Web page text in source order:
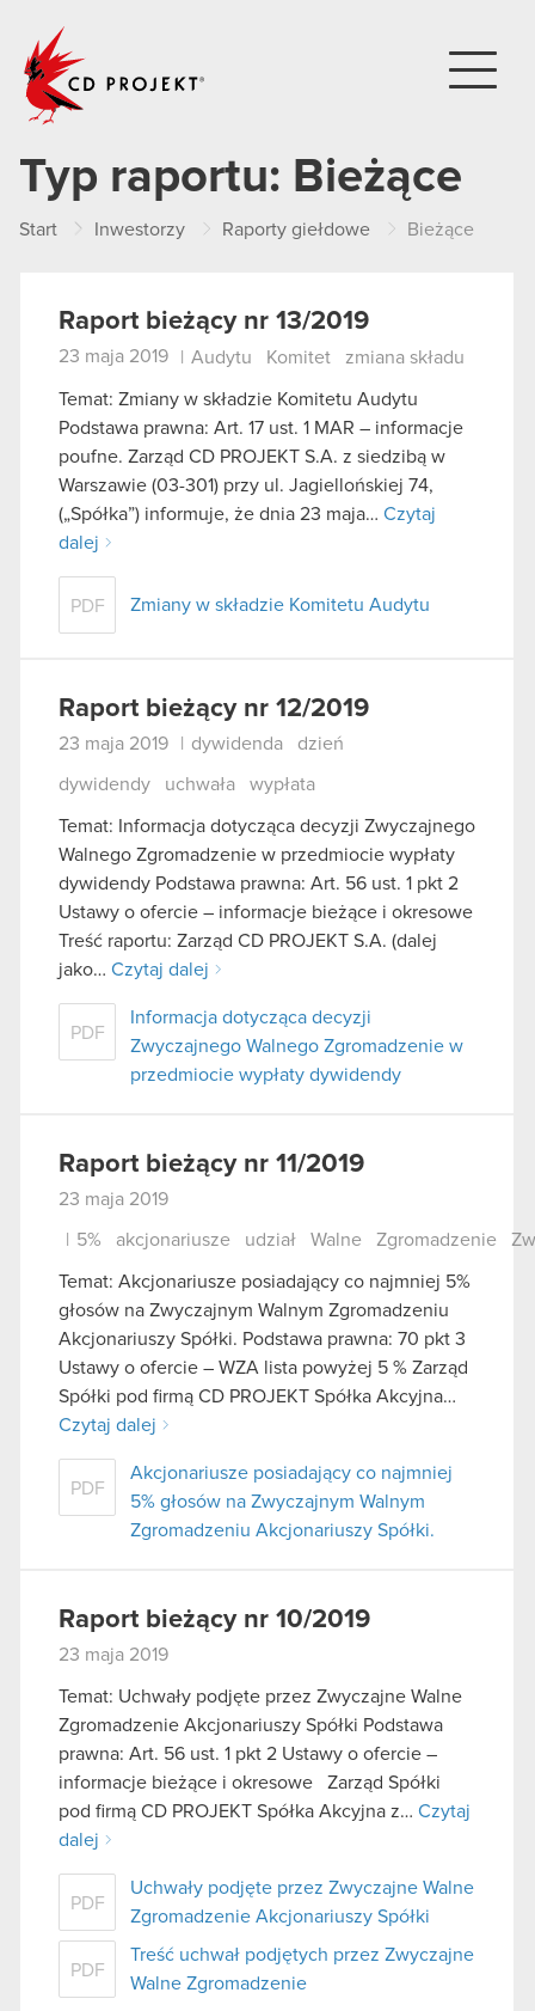
Typ raportu: Bieżące
Start Inwestorzy Raporty giełdowe Bieżące
Raport bieżący nr 13/2019
23 maja 2019 Audytu Komitet zmiana składu
Temat: Zmiany w składzie Komitetu Audytu
Podstawa prawna: Art. 17 ust. 1 MAR – informacje
poufne. Zarząd CD PROJEKT S.A. z siedzibą w
Warszawie (03-301) przy ul. Jagiellońskiej 74,
(„Spółka”) informuje, że dnia 23 maja… Czytaj
dalej
PDF Zmiany w składzie Komitetu Audytu
Raport bieżący nr 12/2019
23 maja 2019 dywidenda dzień
dywidendy uchwała wypłata
Temat: Informacja dotycząca decyzji Zwyczajnego
Walnego Zgromadzenie w przedmiocie wypłaty
dywidendy Podstawa prawna: Art. 56 ust. 1 pkt 2
Ustawy o ofercie – informacje bieżące i okresowe
Treść raportu: Zarząd CD PROJEKT S.A. (dalej
jako… Czytaj dalej
PDF
Informacja dotycząca decyzji
Zwyczajnego Walnego Zgromadzenie w
przedmiocie wypłaty dywidendy
Raport bieżący nr 11/2019
23 maja 2019
| 5% akcjonariusze udział Walne Zgromadzenie
Temat: Akcjonariusze posiadający co najmniej 5%
głosów na Zwyczajnym Walnym Zgromadzeniu
Akcjonariuszy Spółki. Podstawa prawna: 70 pkt 3
Ustawy o ofercie – WZA lista powyżej 5 % Zarząd
Spółki pod firmą CD PROJEKT Spółka Akcyjna…
Czytaj dalej
PDF
Akcjonariusze posiadający co najmniej
5% głosów na Zwyczajnym Walnym
Zgromadzeniu Akcjonariuszy Spółki.
Raport bieżący nr 10/2019
23 maja 2019
Temat: Uchwały podjęte przez Zwyczajne Walne
Zgromadzenie Akcjonariuszy Spółki Podstawa
prawna: Art. 56 ust. 1 pkt 2 Ustawy o ofercie –
informacje bieżące i okresowe Zarząd Spółki
pod firmą CD PROJEKT Spółka Akcyjna z… Czytaj
dalej
PDF
Uchwały podjęte przez Zwyczajne Walne
Zgromadzenie Akcjonariuszy Spółki
PDF
Treść uchwał podjętych przez Zwyczajne
Walne Zgromadzenie